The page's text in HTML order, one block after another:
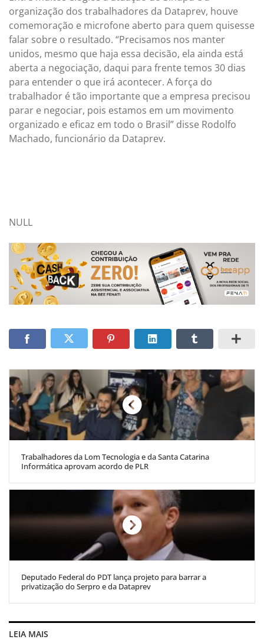
organização dos trabalhadores da Dataprev, houve
comemoração e microfone aberto para quem quisesse
falar sobre o resultado. “Precisamos nos manter
unidos, mesmo que haja essa decisão, ela ainda está
aberta a negociação, daqui para frente temos 30 dias
para entender o que irá acontecer. A força do
trabalhador é tão importante que a empresa precisou
parar e negociar, pois estamos em um movimento
organizado e eficaz em todo o Brasil” disse Rodolfo
Machado, funcionário da Dataprev.
NULL
Trabalhadores da Lom Tecnologia e da Santa Catarina
Informática aprovam acordo de PLR
Deputado Federal do PDT lança projeto para barrar a
privatização do Serpro e da Dataprev
LEIA MAIS